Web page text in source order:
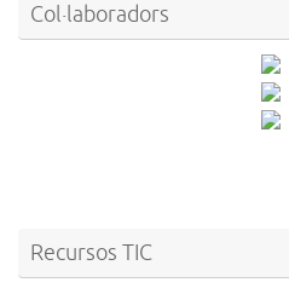
Col·laboradors
Recursos TIC